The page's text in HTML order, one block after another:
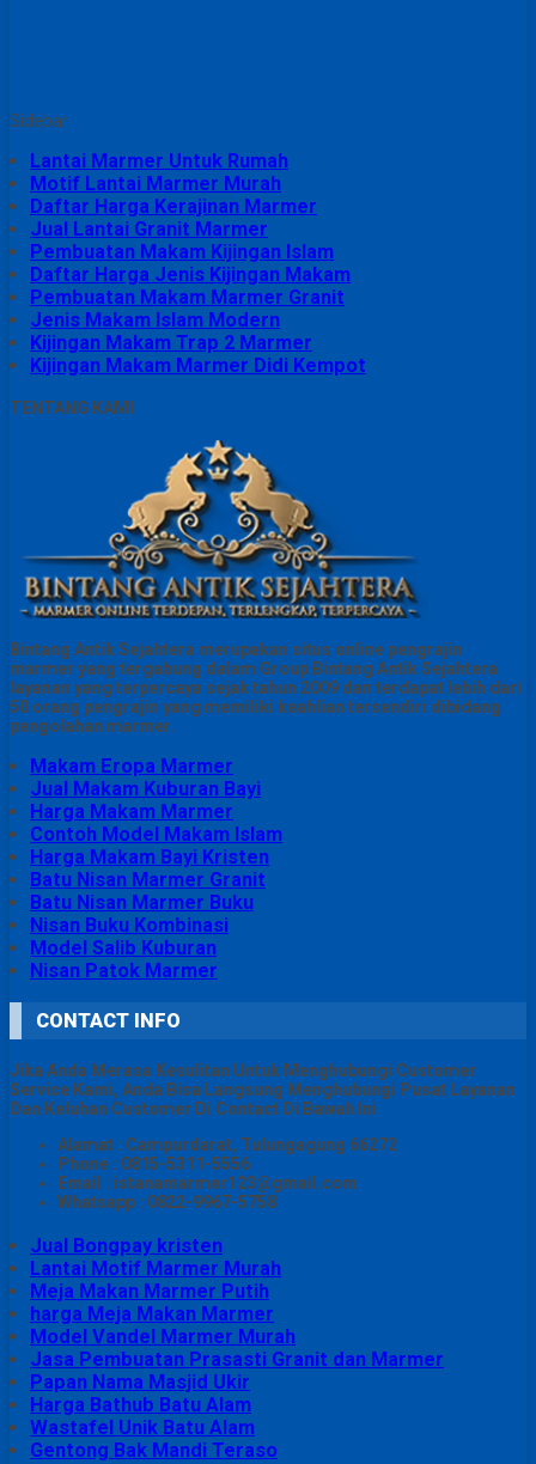
Sidebar
Lantai Marmer Untuk Rumah
Motif Lantai Marmer Murah
Daftar Harga Kerajinan Marmer
Jual Lantai Granit Marmer
Pembuatan Makam Kijingan Islam
Daftar Harga Jenis Kijingan Makam
Pembuatan Makam Marmer Granit
Jenis Makam Islam Modern
Kijingan Makam Trap 2 Marmer
Kijingan Makam Marmer Didi Kempot
TENTANG KAMI
Bintang Antik Sejahtera merupakan situs online pengrajin
marmer yang tergabung dalam Group Bintang Antik Sejahtera
layanan yang terpercaya sejak tahun 2009 dan terdapat lebih dari
50 orang pengrajin yang memiliki keahlian tersendiri dibidang
pengolahan marmer.
Makam Eropa Marmer
Jual Makam Kuburan Bayi
Harga Makam Marmer
Contoh Model Makam Islam
Harga Makam Bayi Kristen
Batu Nisan Marmer Granit
Batu Nisan Marmer Buku
Nisan Buku Kombinasi
Model Salib Kuburan
Nisan Patok Marmer
CONTACT INFO
Jika Anda Merasa Kesulitan Untuk Menghubungi Customer
Service Kami, Anda Bisa Langsung Menghubungi Pusat Layanan
Dan Keluhan Customer Di Contact Di Bawah Ini
Alamat : Campurdarat, Tulungagung 66272
Phone : 0815-5311-5556
Email : istanamarmer123@gmail.com
Whatsapp : 0822-9967-5758
Jual Bongpay kristen
Lantai Motif Marmer Murah
Meja Makan Marmer Putih
harga Meja Makan Marmer
Model Vandel Marmer Murah
Jasa Pembuatan Prasasti Granit dan Marmer
Papan Nama Masjid Ukir
Harga Bathub Batu Alam
Wastafel Unik Batu Alam
Gentong Bak Mandi Teraso